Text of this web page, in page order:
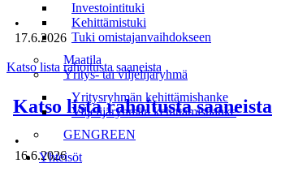
Investointituki
Kehittämistuki
Tuki omistajanvaihdokseen
Maatila
Yritys- tai viljelijäryhmä
Yritysryhmän kehittämishanke
Viljelijäryhmän kehittämishanke
GENGREEN
Yhteisöt
•
17.6.2026
Katso lista rahoitusta saaneista
Katso lista rahoitusta saaneista
•
16.6.2026